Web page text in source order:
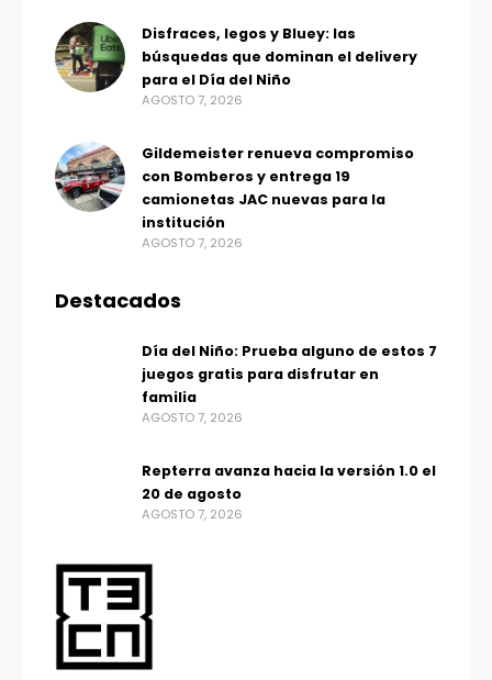
Disfraces, legos y Bluey: las
búsquedas que dominan el delivery
para el Día del Niño
AGOSTO 7, 2026
Gildemeister renueva compromiso
con Bomberos y entrega 19
camionetas JAC nuevas para la
institución
AGOSTO 7, 2026
Destacados
Día del Niño: Prueba alguno de estos 7
juegos gratis para disfrutar en
familia
AGOSTO 7, 2026
Repterra avanza hacia la versión 1.0 el
20 de agosto
AGOSTO 7, 2026